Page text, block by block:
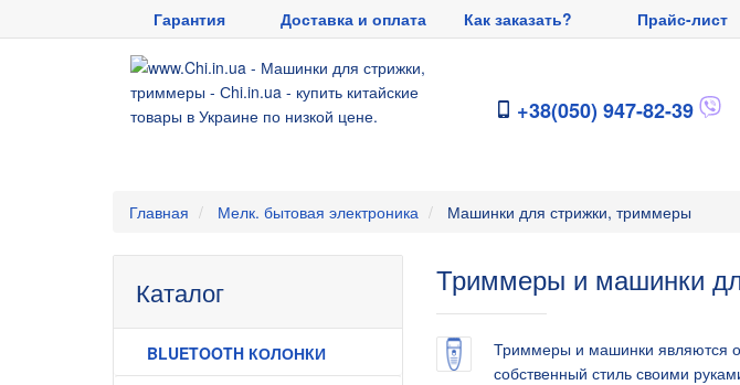
Гарантия Доставка и оплата Как заказать? Прайс-лист
+38(050) 947-82-39
Главная Мелк. бытовая электроника Машинки для стрижки, триммеры
Каталог
BLUETOOTH КОЛОНКИ
Триммеры и машинки
Триммеры и машинки являются
собственный стиль своими